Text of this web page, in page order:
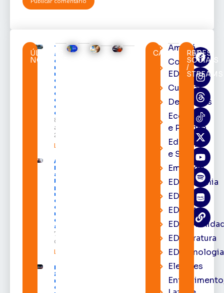
ÚLTIMAS
NOTÍCIAS
TRE-AP
suspende
expediente
na sede e
nos
cartórios
eleitorais
de todo o
estado nos
dias 10 e 11
de agosto
8 de
agosto de
2026
Leia mais »
Acácio
Favacho
apresenta
balanço
parcial do
mandato
com mais
de R$ 668
milhões
destinados
ao Amapá
7 de agosto
de 2026
Leia mais »
Expofeira
2026 começa
neste sábado
com shows,
CATEGORIAS
Amapá
Cortes
EDcast
Cultura
Destaques
Economia
e Política
Educação
e Saúde
Emprego
EDacademia
EDbrasília
EDcast
EDliteratura
EDtecnologia
Eleições
REDES
SOCIAIS
/
STREAMS